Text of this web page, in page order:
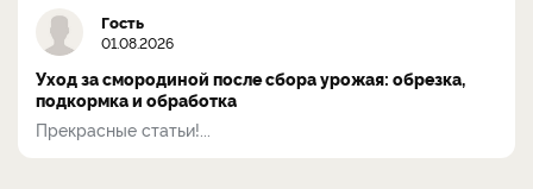
Гость
01.08.2026
Уход за смородиной после сбора урожая: обрезка,
подкормка и обработка
Прекрасные статьи!...